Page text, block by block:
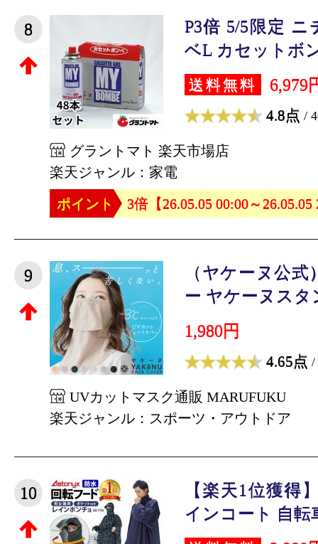
8
P3倍 5/5限定
ベL カセットボ
送料無料 6,979
4.8点 /
グラントマト 楽天市場店
楽天ジャンル：家電
ポイント
3倍【26.05.05 00:00～26.05.05
9
（ヤケーヌ公
ー ヤケーヌスタ
1,980円
4.65点 /
UVカットマスク通販 MARUFUKU
楽天ジャンル：スポーツ・アウトドア
10
【楽天1位獲得
インコート 自転